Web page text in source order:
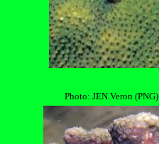
Photo: JEN.Veron (PNG)